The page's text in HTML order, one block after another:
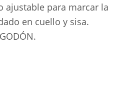
ajustable para marcar la
en cuello y sisa.